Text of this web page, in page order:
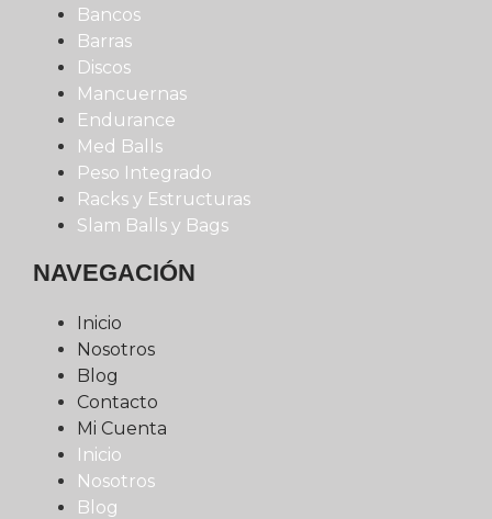
Bancos
Barras
Discos
Mancuernas
Endurance
Med Balls
Peso Integrado
Racks y Estructuras
Slam Balls y Bags
NAVEGACIÓN
Inicio
Nosotros
Blog
Contacto
Mi Cuenta
Inicio
Nosotros
Blog